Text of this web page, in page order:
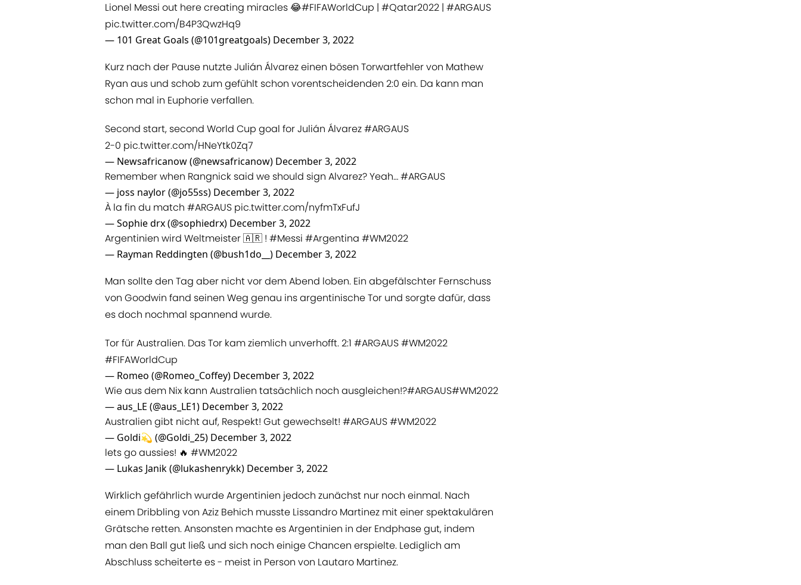
Lionel Messi out here creating miracles 😂#FIFAWorldCup | #Qatar2022 | #ARGAUS
pic.twitter.com/B4P3QwzHq9
— 101 Great Goals (@101greatgoals) December 3, 2022
Kurz nach der Pause nutzte Julián Álvarez einen bösen Torwartfehler von Mathew
Ryan aus und schob zum gefühlt schon vorentscheidenden 2:0 ein. Da kann man
schon mal in Euphorie verfallen.
Second start, second World Cup goal for Julián Álvarez#ARGAUS
2-0 pic.twitter.com/HNeYtk0Zq7
— Newsafricanow (@newsafricanow) December 3, 2022
Remember when Rangnick said we should sign Alvarez? Yeah…#ARGAUS
— joss naylor (@jo55ss) December 3, 2022
À la fin du match #ARGAUS pic.twitter.com/nyfmTxFufJ
— Sophie drx (@sophiedrx) December 3, 2022
Argentinien wird Weltmeister 🇦🇷 ! #Messi #Argentina #WM2022
— Rayman Reddingten (@bush1do__) December 3, 2022
Man sollte den Tag aber nicht vor dem Abend loben. Ein abgefälschter Fernschuss
von Goodwin fand seinen Weg genau ins argentinische Tor und sorgte dafür, dass
es doch nochmal spannend wurde.
Tor für Australien. Das Tor kam ziemlich unverhofft. 2:1 #ARGAUS#WM2022
#FIFAWorldCup
— Romeo (@Romeo_Coffey) December 3, 2022
Wie aus dem Nix kann Australien tatsächlich noch ausgleichen!?#ARGAUS#WM2022
— aus_LE (@aus_LE1) December 3, 2022
Australien gibt nicht auf, Respekt! Gut gewechselt! #ARGAUS#WM2022
— Goldi💫 (@Goldi_25) December 3, 2022
lets go aussies! 🔥 #WM2022
— Lukas Janik (@lukashenrykk) December 3, 2022
Wirklich gefährlich wurde Argentinien jedoch zunächst nur noch einmal. Nach
einem Dribbling von Aziz Behich musste Lissandro Martinez mit einer spektakulären
Grätsche retten. Ansonsten machte es Argentinien in der Endphase gut, indem
man den Ball gut ließ und sich noch einige Chancen erspielte. Lediglich am
Abschluss scheiterte es - meist in Person von Lautaro Martinez.